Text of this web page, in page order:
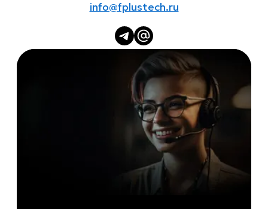
info@fplustech.ru